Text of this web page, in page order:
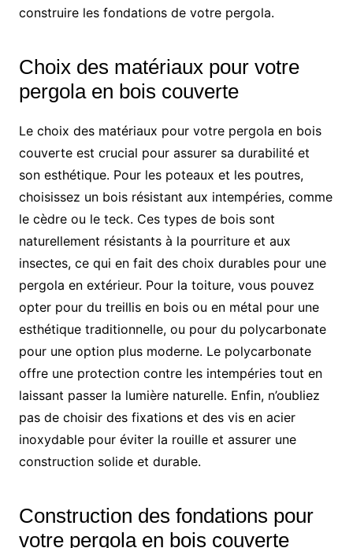
construire les fondations de votre pergola.
Choix des matériaux pour votre
pergola en bois couverte
Le choix des matériaux pour votre pergola en bois
couverte est crucial pour assurer sa durabilité et
son esthétique. Pour les poteaux et les poutres,
choisissez un bois résistant aux intempéries, comme
le cèdre ou le teck. Ces types de bois sont
naturellement résistants à la pourriture et aux
insectes, ce qui en fait des choix durables pour une
pergola en extérieur. Pour la toiture, vous pouvez
opter pour du treillis en bois ou en métal pour une
esthétique traditionnelle, ou pour du polycarbonate
pour une option plus moderne. Le polycarbonate
offre une protection contre les intempéries tout en
laissant passer la lumière naturelle. Enfin, n’oubliez
pas de choisir des fixations et des vis en acier
inoxydable pour éviter la rouille et assurer une
construction solide et durable.
Construction des fondations pour
votre pergola en bois couverte